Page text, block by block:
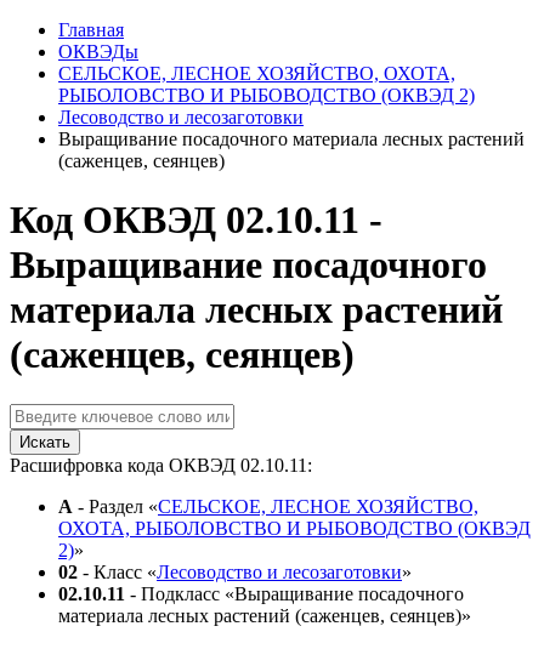
Главная
ОКВЭДы
СЕЛЬСКОЕ, ЛЕСНОЕ ХОЗЯЙСТВО, ОХОТА,
РЫБОЛОВСТВО И РЫБОВОДСТВО (ОКВЭД 2)
Лесоводство и лесозаготовки
Выращивание посадочного материала лесных растений
(саженцев, сеянцев)
Код ОКВЭД 02.10.11 -
Выращивание посадочного
материала лесных растений
(саженцев, сеянцев)
Искать
Расшифровка кода ОКВЭД 02.10.11:
A - Раздел «СЕЛЬСКОЕ, ЛЕСНОЕ ХОЗЯЙСТВО,
ОХОТА, РЫБОЛОВСТВО И РЫБОВОДСТВО (ОКВЭД
2)»
02 - Класс «Лесоводство и лесозаготовки»
02.10.11 - Подкласс «Выращивание посадочного
материала лесных растений (саженцев, сеянцев)»